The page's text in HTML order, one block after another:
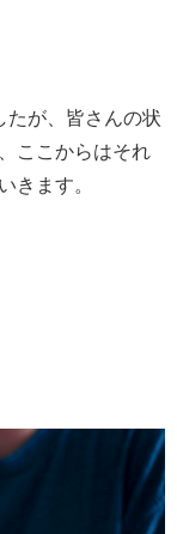
たが、皆さんの状
ここからはそれ
きます。